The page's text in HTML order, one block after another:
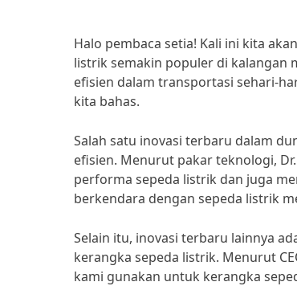
Halo pembaca setia! Kali ini kita
listrik semakin populer di kalangan
efisien dalam transportasi sehari-
kita bahas.
Salah satu inovasi terbaru dalam
efisien. Menurut pakar teknologi,
performa sepeda listrik dan juga
berkendara dengan sepeda listrik
Selain itu, inovasi terbaru lainnya
kerangka sepeda listrik. Menurut
kami gunakan untuk kerangka